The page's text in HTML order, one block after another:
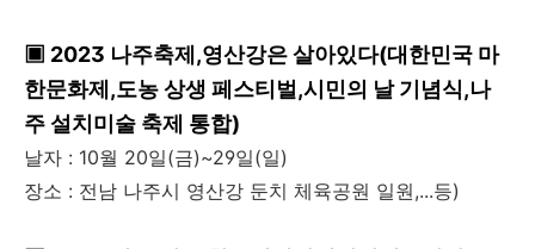
▣ 2023 나주축제,영산강은 살아있다(대한민국 마
한문화제,도농 상생 페스티벌,시민의 날 기념식,나
주 설치미술 축제 통합)
날자 : 10월 20일(금)~29일(일)
장소 : 전남 나주시 영산강 둔치 체육공원 일원,...등)